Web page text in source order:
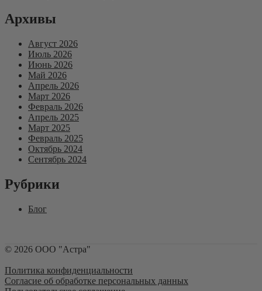
Архивы
Август 2026
Июль 2026
Июнь 2026
Май 2026
Апрель 2026
Март 2026
Февраль 2026
Апрель 2025
Март 2025
Февраль 2025
Октябрь 2024
Сентябрь 2024
Рубрики
Блог
© 2026 ООО "Астра"
Политика конфиденциальности
Согласие об обработке персональных данных